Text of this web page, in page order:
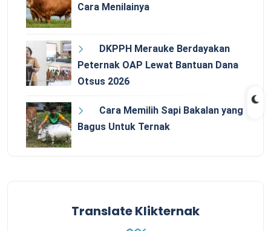
Cara Menilainya
DKPPH Merauke Berdayakan
Peternak OAP Lewat Bantuan Dana
Otsus 2026
Cara Memilih Sapi Bakalan yang
Bagus Untuk Ternak
Translate Klikternak